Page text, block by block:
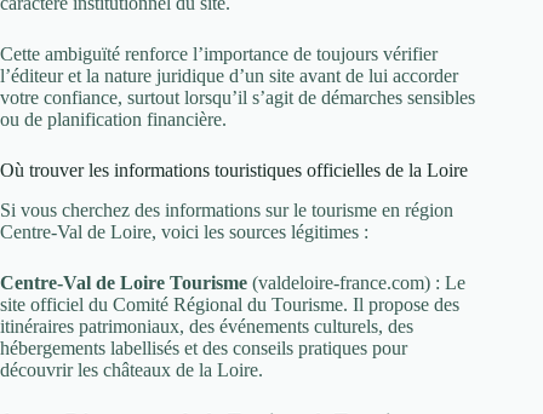
Cette ambiguïté renforce l’importance de toujours vérifier
l’éditeur et la nature juridique d’un site avant de lui accorder
votre confiance, surtout lorsqu’il s’agit de démarches sensibles
ou de planification financière.
Où trouver les informations touristiques officielles de la Loire
Si vous cherchez des informations sur le tourisme en région
Centre-Val de Loire, voici les sources légitimes :
Centre-Val de Loire Tourisme (valdeloire-france.com) : Le
site officiel du Comité Régional du Tourisme. Il propose des
itinéraires patrimoniaux, des événements culturels, des
hébergements labellisés et des conseils pratiques pour
découvrir les châteaux de la Loire.